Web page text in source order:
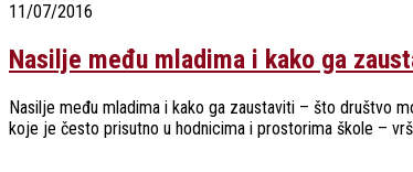
11/07/2016
Nasilje među mladima i kako ga
Nasilje među mladima i kako ga zaustaviti – što društvo
koje je često prisutno u hodnicima i prostorima škole –